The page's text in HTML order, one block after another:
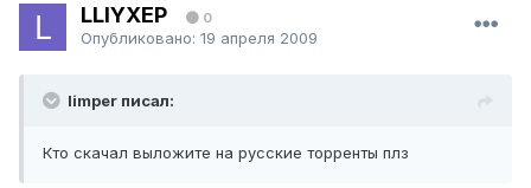
LLIYXEP 0
Опубликовано: 19 апреля 2009
limper писал:
Кто скачал выложите на русские торренты плз